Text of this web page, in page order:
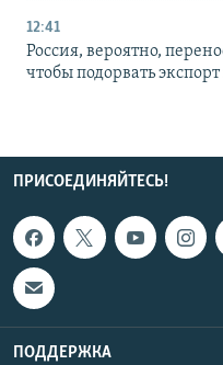
12:41
Россия, вероятно,
чтобы подорвать
ПРИСОЕДИНЯЙТЕСЬ!
ПОДДЕРЖКА